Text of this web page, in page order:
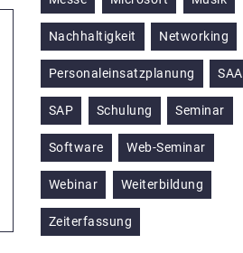
Nachhaltigkeit Networking
Personaleinsatzplanung SAA
SAP Schulung Seminar
Software Web-Seminar
Webinar Weiterbildung
Zeiterfassung